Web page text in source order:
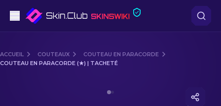
Milieu de gamme
ACCUEIL COUTEAUX
COUTEAU EN PARACORDE
COUTEAU EN PARACORDE (★) | TACHETÉ